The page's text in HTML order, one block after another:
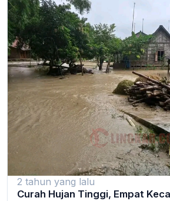
2 tahun yang lalu
Curah Hujan Tinggi, Empat